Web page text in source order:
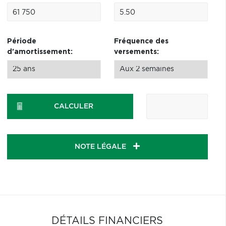
Période
d'amortissement:
Fréquence des
versements:
CALCULER
NOTE LÉGALE
DÉTAILS FINANCIERS